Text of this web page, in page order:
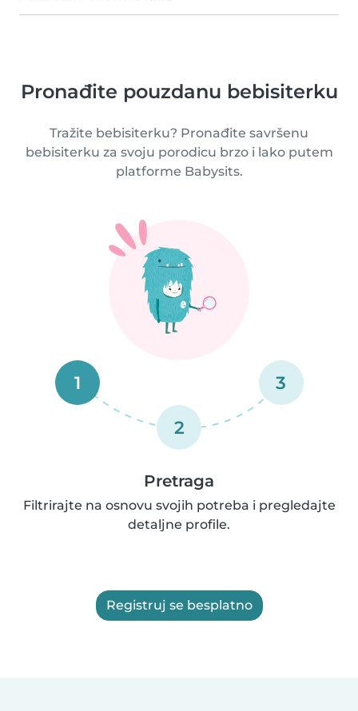
Pronađite pouzdanu bebisiterku
Tražite bebisiterku? Pronađite savršenu
bebisiterku za svoju porodicu brzo i lako putem
platforme Babysits.
1
2
3
Pretraga
Filtrirajte na osnovu svojih potreba i pregledajte
detaljne profile.
Registruj se besplatno